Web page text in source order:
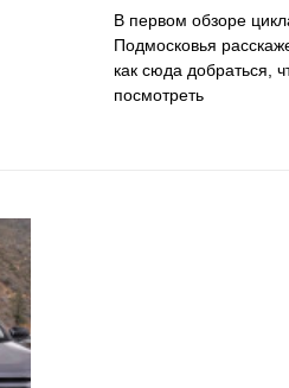
В первом обзоре
Подмосковья
как сюда добраться,
посмотреть